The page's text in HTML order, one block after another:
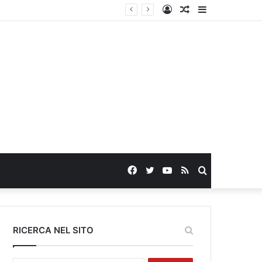
Random
Log
Search
for
RSS
YouTube
Twitter
Facebook
RICERCA NEL SITO